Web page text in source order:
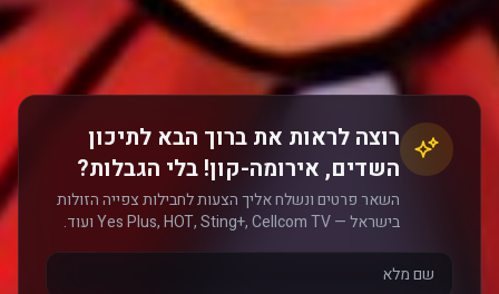
רוצה לראות את ברוך הבא לתיכון
השדים, אירומה-קון! בלי הגבלות?
השאר פרטים ונשלח אליך הצעות לחבילות צפייה הזולות
בישראל — Yes Plus, HOT, Sting+, Cellcom TV ועוד.